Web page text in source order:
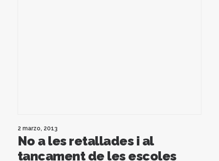
2 marzo, 2013
No a les retallades i al
tancament de les escoles